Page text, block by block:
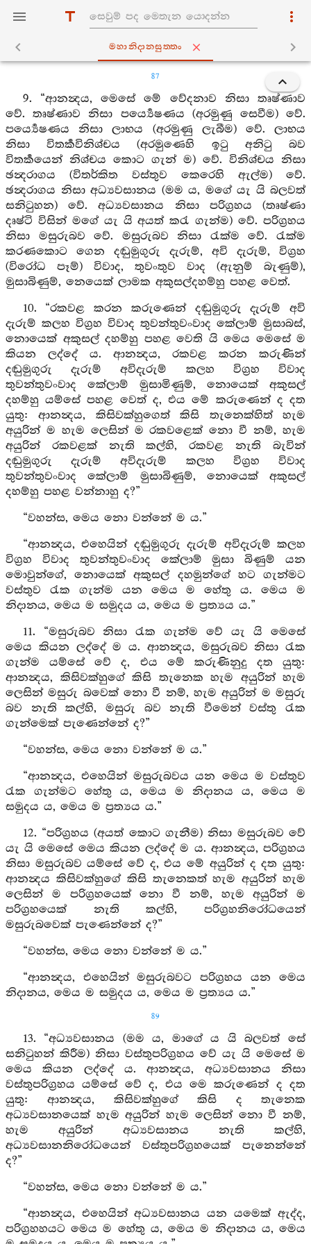
මහානිදානසුත‍්තං
87
9. “ආනන්‍දය, මෙසේ මේ වේදනාව නිසා තෘෂ්ණාව
වේ. තෘෂ්ණාව නිසා පර්‍ය්‍යෙෂණය (අරමුණු සෙවීම) වේ.
පර්‍ය්‍යෙෂණය නිසා ලාභය (අරමුණු ලැබීම) වේ. ලාභය
නිසා විතර්‍කවිනිශ්චය (අරමුණෙහි ඉටු අනිටු බව
විතර්‍කයෙන් නිශ්චය කොට ගැන් ම) වේ. විනිශ්චය නිසා
ඡන්‍දරාගය (විතර්කිත වස්තුව කෙරෙහි ඇල්ම) වේ.
ඡන්‍දරාගය නිසා අධ්‍යවසානය (මම ය, මගේ යැ යි බලවත්
සනිටුහන) වේ. අධ්‍යවසානය නිසා පරිග්‍රහය (තෘෂ්ණා
දෘෂ්ටි විසින් මගේ යැ යි අයත් කරැ ගැන්ම) වේ. පරිග්‍රහය
නිසා මසුරුබව වේ. මසුරුබව නිසා රැක්ම වේ. රැක්ම
කරණකොට ගෙන දඬුමුගුරු දැරුම්, අවි දැරුම්, විග්‍රහ
(විරෝධ පෑම්) විවාද, තුවංතුව වාද (ඇනුම් බැණුම්),
මුසාබිණුම්, නෙයෙක් ලාමක අකුසල්දහම්හු පහළ වෙත්.
10. “රකවළ කරන කරුණෙන් දඬුමුගුරු දැරුම් අවි
දැරුම් කලහ විග්‍රහ විවාද තුවන්තුවංවාද කේලාම් මුසාබස්,
නොයෙක් අකුසල් දහම්හු පහළ වෙති යි මෙය මෙසේ ම
කියන ලද්දේ ය. ආනන්‍දය, රකවළ කරන කරුණින්
දඬුමුගුරු දැරුම් අවිදැරුම් කලහ විග්‍රහ විවාද
තුවන්තුවංවාද කේලාම් මුසාමිණුම්, නොයෙක් අකුසල්
දහම්හු යම්සේ පහළ වෙත් ද, එය මේ කරුණෙන් ද දත
යුතු: ආනන්‍දය, කිසිවක්හුගෙත් කිසි තැනෙක්හිත් හැම
අයුරින් ම හැම ලෙසින් ම රකවළෙක් නො වී නම්, හැම
අයුරින් රකවළක් නැති කල්හි, රකවළ නැති බැවින්
දඬුමුගුරු දැරුම් අවිදැරුම් කලහ විග්‍රහ විවාද
තුවන්තුවංවාද කේලාම් මුසාබිණුම්, නොයෙක් අකුසල්
දහම්හු පහළ වන්නාහු ද?”
“වහන්ස, මෙය නො වන්නේ ම ය.”
“ආනන්‍දය, එහෙයින් දඬුමුගුරු දැරුම් අවිදැරුම් කලහ
විග්‍රහ විවාද තුවන්තුවංවාද කේලාම් මුසා බිණුම් යන
මොවුන්ගේ, නොයෙක් අකුසල් දහමුන්ගේ හට ගැන්මට
වස්තුව රැක ගැන්ම යන මෙය ම හේතු ය. මෙය ම
නිදානය, මෙය ම සමුදය ය, මෙය ම ප්‍රත්‍යය ය.”
11. “මසුරුබව නිසා රැක ගැන්ම වේ යැ යි මෙසේ
මෙය කියන ලද්දේ ම ය. ආනන්‍දය, මසුරුබව නිසා රැක
ගැන්ම යම්සේ වේ ද, එය මේ කරුණිනුදු දත යුතු:
ආනන්‍දය, කිසිවක්හුගේ කිසි තැනෙක හැම අයුරින් හැම
ලෙසින් මසුරු බවෙක් නො වී නම්, හැම අයුරින් ම මසුරු
බව නැති කල්හි, මසුරු බව නැති වීමෙන් වස්තු රැක
ගැන්මෙක් පැණෙන්නේ ද?”
“වහන්ස, මෙය නො වන්නේ ම ය.”
“ආනන්‍දය, එහෙයින් මසුරුබවය යන මෙය ම වස්තුව
රැක ගැන්මට හේතු ය, මෙය ම නිදානය ය, මෙය ම
සමුදය ය, මෙය ම ප්‍රත්‍යය ය.”
12. “පරිග්‍රහය (අයත් කොට ගැනීම) නිසා මසුරුබව වේ
යැ යි මෙසේ මෙය කියන ලද්දේ ම ය. ආනන්‍දය, පරිග්‍රහය
නිසා මසුරුබව යම්සේ වේ ද, එය මේ අයුරින් ද දත යුතු:
ආනන්‍දය කිසිවක්හුගේ කිසි තැනෙකත් හැම අයුරින් හැම
ලෙසින් ම පරිග්‍රහයෙක් නො වී නම්, හැම අයුරින් ම
පරිග්‍රහයෙක් නැති කල්හි, පරිග්‍රහනිරෝධයෙන්
මසුරුබවෙක් පැණෙන්නේ ද?”
“වහන්ස, මෙය නො වන්නේ ම ය.”
“ආනන්‍දය, එහෙයින් මසුරුබවට පරිග්‍රහය යන මෙය
නිදානය, මෙය ම සමුදය ය, මෙය ම ප්‍රත්‍යය ය.”
89
13. “අධ්‍යවසානය (මම ය, මාගේ ය යි බලවත් සේ
සනිටුහන් කිරීම) නිසා වස්තුපරිග්‍රහය වේ යැ යි මෙසේ ම
මෙය කියන ලද්දේ ය. ආනන්‍දය, අධ්‍යවසානය නිසා
වස්තුපරිග්‍රහය යම්සේ වේ ද, එය මෙ කරුණෙන් ද දත
යුතු: ආනන්‍දය, කිසිවක්හුගේ කිසි ද තැනෙක
අධ්‍යවසානයෙක් හැම අයුරින් හැම ලෙසින් නො වී නම්,
හැම අයුරින් අධ්‍යවසානය නැති කල්හි,
අධ්‍යවසානනිරෝධයෙන් වස්තුපරිග්‍රහයෙක් පැනෙන්නේ
ද?”
“වහන්ස, මෙය නො වන්නේ ම ය.”
“ආනන්‍දය, එහෙයින් අධ්‍යවසානය යන යමෙක් ඇද්ද,
පරිග්‍රහහයට මෙය ම හේතු ය, මෙය ම නිදානය ය, මෙය